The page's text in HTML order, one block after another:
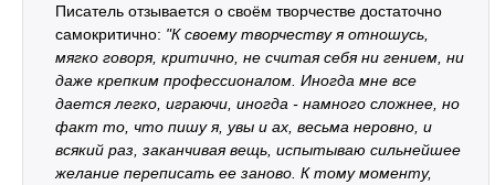
Писатель отзывается о своём творчестве достаточно
самокритично: "К своему творчеству я отношусь,
мягко говоря, критично, не считая себя ни гением, ни
даже крепким профессионалом. Иногда мне все
дается легко, играючи, иногда - намного сложнее, но
факт то, что пишу я, увы и ах, весьма неровно, и
всякий раз, заканчивая вещь, испытываю сильнейшее
желание переписать ее заново. К тому моменту,